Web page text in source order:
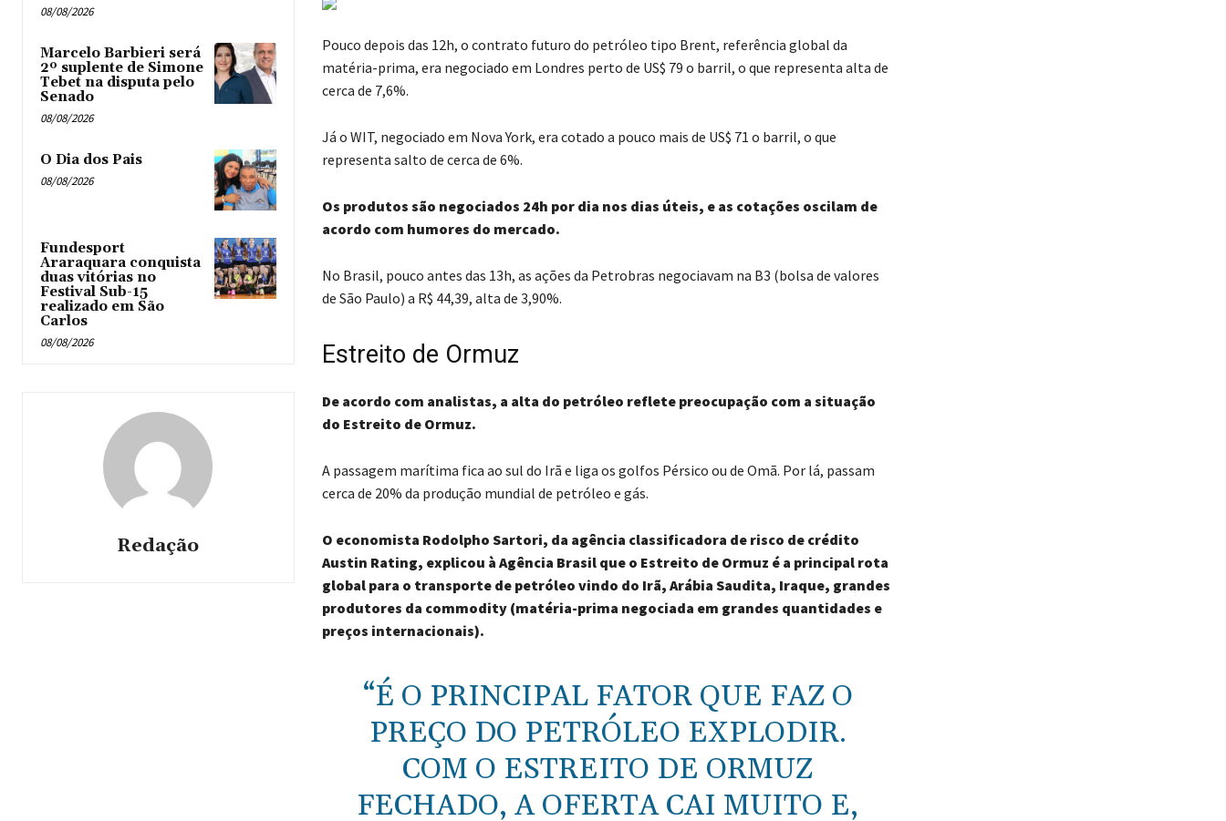
08/08/2026
Marcelo Barbieri será
2º suplente de Simone
Tebet na disputa pelo
Senado
08/08/2026
O Dia dos Pais
08/08/2026
Fundesport
Araraquara conquista
duas vitórias no
Festival Sub-15
realizado em São
Carlos
08/08/2026
Redação
Pouco depois das 12h, o contrato futuro do petróleo tipo Brent, referência global da
matéria-prima, era negociado em Londres perto de US$ 79 o barril, o que representa alta de
cerca de 7,6%.
Já o WIT, negociado em Nova York, era cotado a pouco mais de US$ 71 o barril, o que
representa salto de cerca de 6%.
Os produtos são negociados 24h por dia nos dias úteis, e as cotações oscilam de
acordo com humores do mercado.
No Brasil, pouco antes das 13h, as ações da Petrobras negociavam na B3 (bolsa de valores
de São Paulo) a R$ 44,39, alta de 3,90%.
Estreito de Ormuz
De acordo com analistas, a alta do petróleo reflete preocupação com a situação
do Estreito de Ormuz.
A passagem marítima fica ao sul do Irã e liga os golfos Pérsico ou de Omã. Por lá, passam
cerca de 20% da produção mundial de petróleo e gás.
O economista Rodolpho Sartori, da agência classificadora de risco de crédito
Austin Rating, explicou à Agência Brasil que o Estreito de Ormuz é a principal rota
global para o transporte de petróleo vindo do Irã, Arábia Saudita, Iraque, grandes
produtores da commodity (matéria-prima negociada em grandes quantidades e
preços internacionais).
“É O PRINCIPAL FATOR QUE FAZ O
PREÇO DO PETRÓLEO EXPLODIR.
COM O ESTREITO DE ORMUZ
FECHADO, A OFERTA CAI MUITO E,